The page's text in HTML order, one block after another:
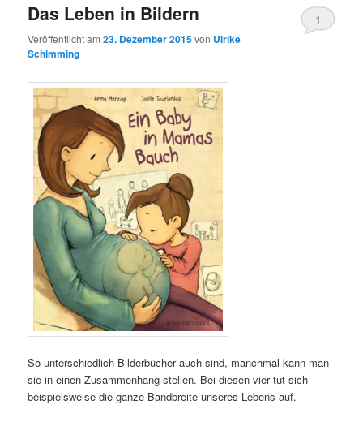
Das Leben in Bildern
Veröffentlicht am23. Dezember 2015von Ulrike
Schimming
1
So unterschiedlich Bilderbücher auch sind, manchmal kann man
sie in einen Zusammenhang stellen. Bei diesen vier tut sich
beispielsweise die ganze Bandbreite unseres Lebens auf.